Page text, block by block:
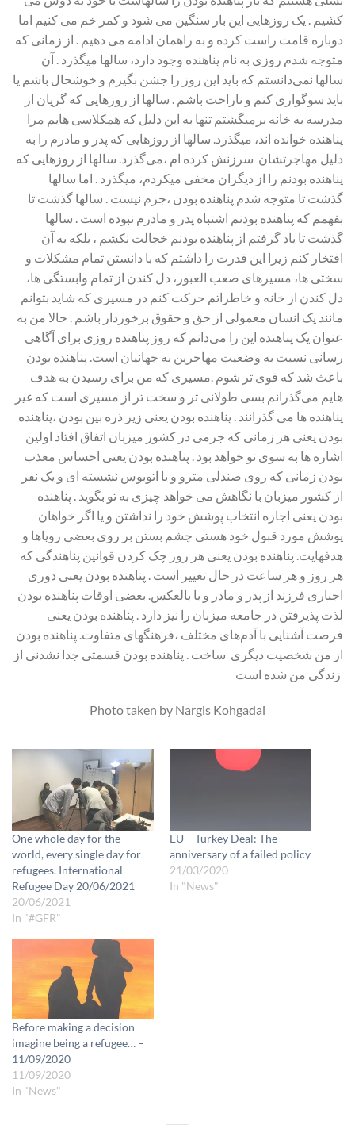
کشیم . یک روزهایی این بار سنگین می شود و کمر خم می کنیم اما
دوباره قامت راست کرده و به راهمان ادامه می دهیم . از زمانی که
متوجه شدم روزی به نام پناهنده وجود دارد، سالها میگذرد . آن
سالها نمی‌دانستم که باید این روز را جشن بگیرم و خوشحال باشم یا
باید سوگواری کنم و ناراحت باشم . سالها از روزهایی که گریان از
مدرسه به خانه برمیگشتم تنها به این دلیل که همکلاسی هایم مرا
پناهنده خوانده اند، میگذرد. سالها از روزهایی که پدر و مادرم را به
دلیل مهاجرتشان سرزنش کرده ام ،می‌گذرد. سالها از روزهایی که
پناهنده بودنم را از دیگران مخفی میکردم، میگذرد . اما سالها
گذشت تا متوجه شدم پناهنده بودن ،جرم نیست . سالها گذشت تا
بفهمم که پناهنده بودنم اشتباه پدر و مادرم نبوده است . سالها
گذشت تا یاد گرفتم از پناهنده بودنم خجالت نکشم ، بلکه به آن
افتخار کنم زیرا این قدرت را داشتم که با دانستن تمام مشکلات و
سختی ها، مسیرهای صعب العبور، دل کندن از تمام وابستگی ها،
دل کندن از خانه و خاطراتم حرکت کنم در مسیری که شاید بتوانم
مانند یک انسان معمولی از حق و حقوق برخوردار باشم . حالا من به
عنوان یک پناهنده این را می‌دانم که روز پناهنده روزی برای آگاهی
رسانی نسبت به وضعیت مهاجرین به جهانیان است. پناهنده بودن
باعث شد که قوی تر شوم .مسیری که من برای رسیدن به هدف
هایم می‌گذرانم بسی طولانی تر و سخت تر از مسیری است که غیر
پناهنده ها می گذرانند . پناهنده بودن یعنی زیر ذره بین بودن ،پناهنده
بودن یعنی هر زمانی که جرمی در کشور میزبان اتفاق افتاد اولین
اشاره ها به سوی تو خواهد بود . پناهنده بودن یعنی احساس معذب
بودن زمانی که روی صندلی مترو و یا اتوبوس نشسته ای و یک نفر
از کشور میزبان با نگاهش می خواهد چیزی به تو بگوید . پناهنده
بودن یعنی اجازه انتخاب پوشش خود را نداشتن و یا اگر خواهان
پوشش مورد قبول خود هستی چشم بستن بر روی بعضی رویاها و
هدفهایت. پناهنده بودن یعنی هر روز چک کردن قوانین پناهندگی که
هر روز و هر ساعت در حال تغییر است . پناهنده بودن یعنی دوری
اجباری فرزند از پدر و مادر و یا بالعکس. بعضی اوقات پناهنده بودن
لذت پذیرفتن در جامعه میزبان را نیز دارد . پناهنده بودن یعنی
فرصت آشنایی با آدم‌های مختلف ،فرهنگهای متفاوت. پناهنده بودن
از من شخصیت دیگری ساخت . پناهنده بودن قسمتی جدا نشدنی از
Photo taken by Nargis Kohgadai
One whole day for the
world, every single day for
refugees. International
Refugee Day 20/06/2021
20/06/2021
In "#GFR"
EU – Turkey Deal: The
anniversary of a failed policy
21/03/2020
In "News"
Before making a decision
imagine being a refugee… –
11/09/2020
11/09/2020
In "News"